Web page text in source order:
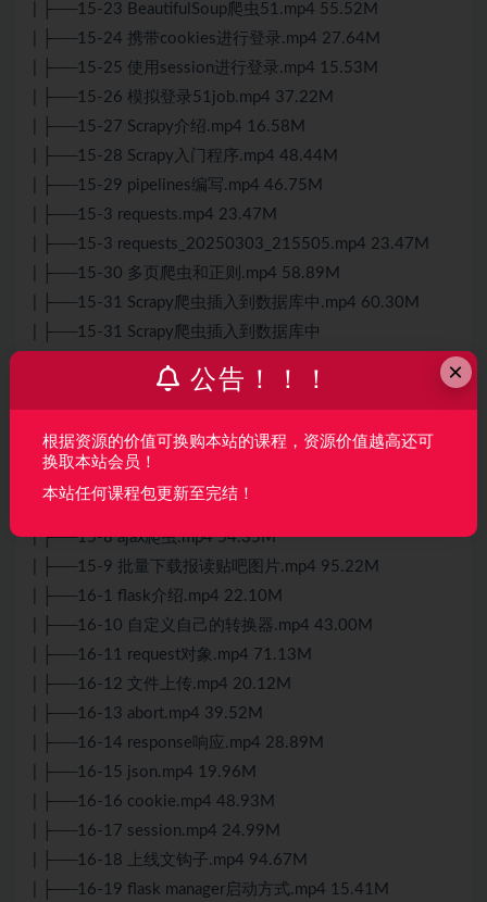
| ├──15-23 BeautifulSoup爬虫51.mp4 55.52M
| ├──15-24 携带cookies进行登录.mp4 27.64M
| ├──15-25 使用session进行登录.mp4 15.53M
| ├──15-26 模拟登录51job.mp4 37.22M
| ├──15-27 Scrapy介绍.mp4 16.58M
| ├──15-28 Scrapy入门程序.mp4 48.44M
| ├──15-29 pipelines编写.mp4 46.75M
| ├──15-3 requests.mp4 23.47M
| ├──15-3 requests_20250303_215505.mp4 23.47M
| ├──15-30 多页爬虫和正则.mp4 58.89M
| ├──15-31 Scrapy爬虫插入到数据库中.mp4 60.30M
| ├──15-31 Scrapy爬虫插入到数据库中
_20250303_215516.mp4 60.30M
| ├──15-32 Scrapy常见的命令.mp4 59.50M
| ├──15-5 51job地址发布时间地区信息提取.mp4 55.47M
| ├──15-8 ajax爬虫.mp4 54.35M
| ├──15-9 批量下载报读贴吧图片.mp4 95.22M
| ├──16-1 flask介绍.mp4 22.10M
| ├──16-10 自定义自己的转换器.mp4 43.00M
| ├──16-11 request对象.mp4 71.13M
| ├──16-12 文件上传.mp4 20.12M
| ├──16-13 abort.mp4 39.52M
| ├──16-14 response响应.mp4 28.89M
| ├──16-15 json.mp4 19.96M
| ├──16-16 cookie.mp4 48.93M
| ├──16-17 session.mp4 24.99M
| ├──16-18 上线文钩子.mp4 94.67M
| ├──16-19 flask manager启动方式.mp4 15.41M
×
公告！！！
根据资源的价值可换购本站的课程，资源价值越高还可
换取本站会员！
本站任何课程包更新至完结！